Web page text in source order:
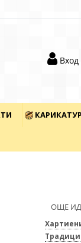
Вход
ОЩЕ